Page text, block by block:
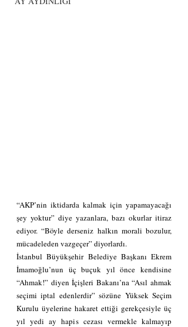
“AKP’nin iktidarda kalmak için yapamayacağı
şey yoktur” diye yazanlara, bazı okurlar itiraz
ediyor. “Böyle derseniz halkın morali bozulur,
mücadeleden vazgeçer” diyorlardı.
İstanbul Büyükşehir Belediye Başkanı Ekrem
İmamoğlu’nun üç buçuk yıl önce kendisine
“Ahmak!” diyen İçişleri Bakanı’na “Asıl ahmak
seçimi iptal edenlerdir” sözüne Yüksek Seçim
Kurulu üyelerine hakaret ettiği gerekçesiyle üç
yıl yedi ay hapis cezası vermekle kalmayıp